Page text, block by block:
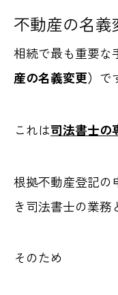
不動産の名
相続で最も重要な
産の名義変更） で
これは司法書士の
根拠不動産登記の
き司法書士の業務
そのため